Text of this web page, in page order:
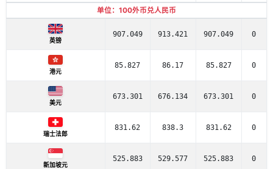
单位：100外币兑人民币
英镑
907.049 913.421 907.049 0
港元
85.827 86.17 85.827 0
美元
673.301 676.134 673.301 0
瑞士法郎
831.62 838.3 831.62 0
新加坡元
525.883 529.577 525.883 0